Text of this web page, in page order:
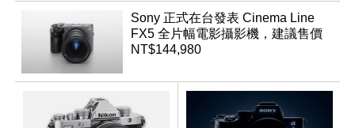
Sony 正式在台發表 Cinema Line
FX5 全片幅電影攝影機，建議售價
NT$144,980